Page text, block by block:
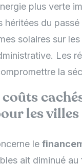
plus verte
héritées du
solaires sur
Les
la
les villes
le
ait diminué